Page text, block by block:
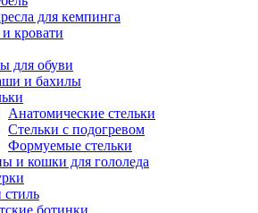
для кемпинга
кровати
для обуви
и бахилы
Анатомические стельки
Стельки с подогревом
Формуемые стельки
и кошки для гололеда
ботинки